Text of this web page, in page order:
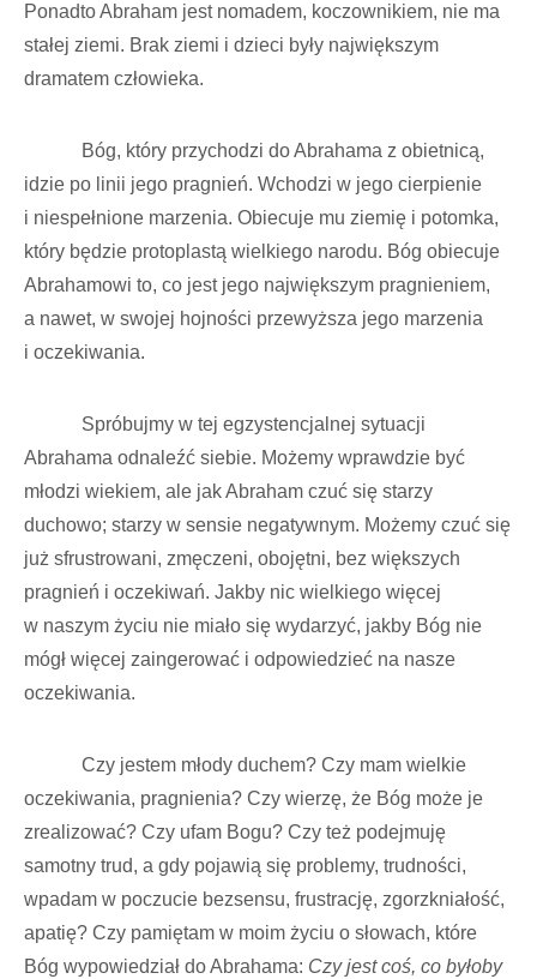
Ponadto Abraham jest nomadem, koczownikiem, nie ma
stałej ziemi. Brak ziemi i dzieci były największym
dramatem człowieka.
Bóg, który przychodzi do Abrahama z obietnicą,
idzie po linii jego pragnień. Wchodzi w jego cierpienie
i niespełnione marzenia. Obiecuje mu ziemię i potomka,
który będzie protoplastą wielkiego narodu. Bóg obiecuje
Abrahamowi to, co jest jego największym pragnieniem,
a nawet, w swojej hojności przewyższa jego marzenia
i oczekiwania.
Spróbujmy w tej egzystencjalnej sytuacji
Abrahama odnaleźć siebie. Możemy wprawdzie być
młodzi wiekiem, ale jak Abraham czuć się starzy
duchowo; starzy w sensie negatywnym. Możemy czuć się
już sfrustrowani, zmęczeni, obojętni, bez większych
pragnień i oczekiwań. Jakby nic wielkiego więcej
w naszym życiu nie miało się wydarzyć, jakby Bóg nie
mógł więcej zaingerować i odpowiedzieć na nasze
oczekiwania.
Czy jestem młody duchem? Czy mam wielkie
oczekiwania, pragnienia? Czy wierzę, że Bóg może je
zrealizować? Czy ufam Bogu? Czy też podejmuję
samotny trud, a gdy pojawią się problemy, trudności,
wpadam w poczucie bezsensu, frustrację, zgorzkniałość,
apatię? Czy pamiętam w moim życiu o słowach, które
Bóg wypowiedział do Abrahama: Czy jest coś, co byłoby